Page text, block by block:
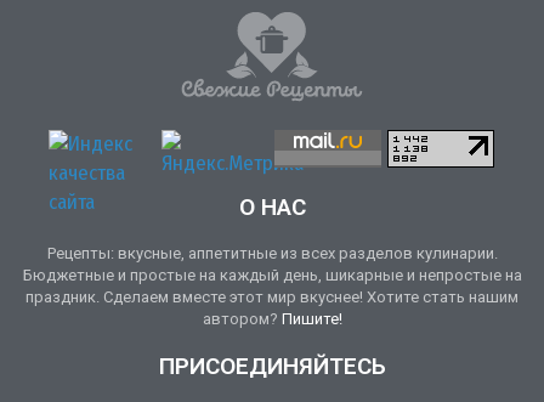
О НАС
Рецепты: вкусные, аппетитные из всех разделов кулинарии.
Бюджетные и простые на каждый день, шикарные и непростые на
праздник. Сделаем вместе этот мир вкуснее! Хотите стать нашим
автором? Пишите!
ПРИСОЕДИНЯЙТЕСЬ